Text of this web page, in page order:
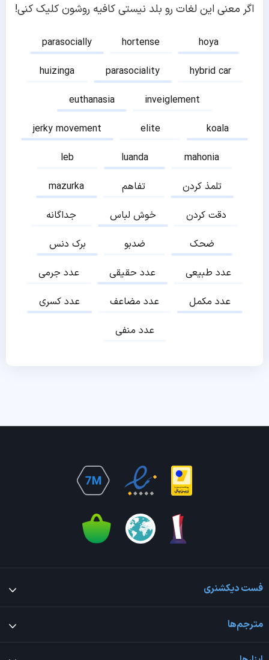
اگر معنی این لغات رو بلد نیستی کافیه روشون کلیک کنی!
parasocially hortense
hoya
huizinga
parasociality
hybrid car
euthanasia
inveiglement
jerky movement
elite
koala
leb
luanda
mahonia
mazurka
تفاهم
تلمذ کردن
جداگانه
خوش لباس
دقت کردن
برک دنس
ضدبو
ضحک
عدد جرمی
عدد حقیقی
عدد طبیعی
عدد کسری
عدد مضاعف
عدد مکمل
عدد منفی
فست دیکشنری
مترجم‌ها